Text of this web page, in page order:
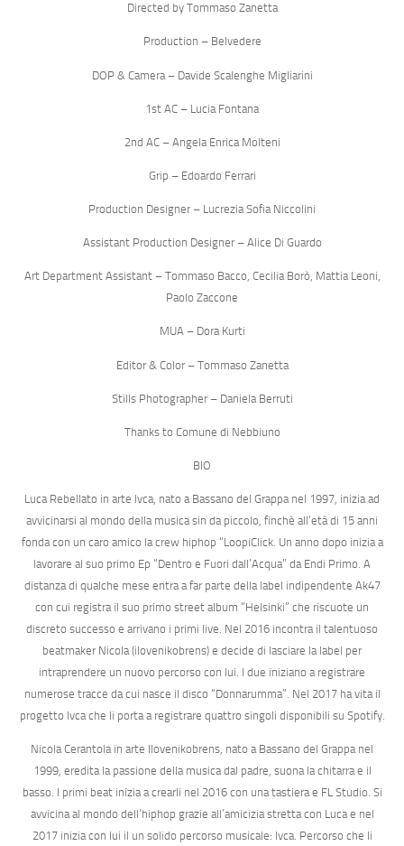
Directed by Tommaso Zanetta
Production – Belvedere
DOP & Camera – Davide Scalenghe Migliarini
1st AC – Lucia Fontana
2nd AC – Angela Enrica Molteni
Grip – Edoardo Ferrari
Production Designer – Lucrezia Sofia Niccolini
Assistant Production Designer – Alice Di Guardo
Art Department Assistant – Tommaso Bacco, Cecilia Borò, Mattia Leoni,
Paolo Zaccone
MUA – Dora Kurti
Editor & Color – Tommaso Zanetta
Stills Photographer – Daniela Berruti
Thanks to Comune di Nebbiuno
BIO
Luca Rebellato in arte lvca, nato a Bassano del Grappa nel 1997, inizia ad
avvicinarsi al mondo della musica sin da piccolo, finchè all’età di 15 anni
fonda con un caro amico la crew hiphop “LoopiClick. Un anno dopo inizia a
lavorare al suo primo Ep “Dentro e Fuori dall’Acqua” da Endi Primo. A
distanza di qualche mese entra a far parte della label indipendente Ak47
con cui registra il suo primo street album “Helsinki” che riscuote un
discreto successo e arrivano i primi live. Nel 2016 incontra il talentuoso
beatmaker Nicola (ilovenikobrens) e decide di lasciare la label per
intraprendere un nuovo percorso con lui. I due iniziano a registrare
numerose tracce da cui nasce il disco “Donnarumma”. Nel 2017 ha vita il
progetto lvca che li porta a registrare quattro singoli disponibili su Spotify.
Nicola Cerantola in arte Ilovenikobrens, nato a Bassano del Grappa nel
1999, eredita la passione della musica dal padre, suona la chitarra e il
basso. I primi beat inizia a crearli nel 2016 con una tastiera e FL Studio. Si
avvicina al mondo dell’hiphop grazie all’amicizia stretta con Luca e nel
2017 inizia con lui il un solido percorso musicale: lvca. Percorso che li